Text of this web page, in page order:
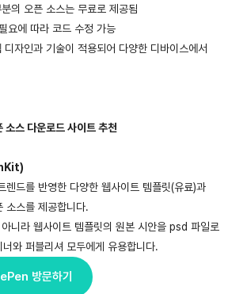
의 오픈 소스는 무료로 제공됨
요에 따라 코드 수정 가능
자인과 기술이 적용되어 다양한 디바이스에서
스 다운로드 사이트 추천
렌드를 반영한 다양한 웹사이트 템플릿(유료)과
스를 제공합니다.
니라 웹사이트 템플릿의 원본 시안을 psd 파일로
와 퍼블리셔 모두에게 유용합니다.
방문하기